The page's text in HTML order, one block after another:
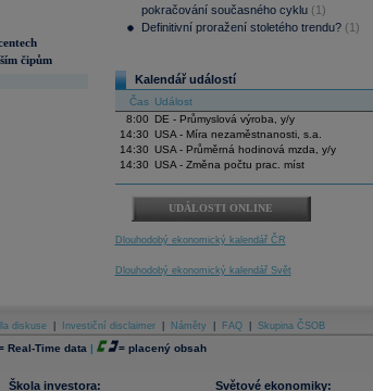
čipům
pokračování současného cyklu (1)
Definitivní proražení stoletého trendu? (1)
Kalendář událostí
Čas Událost
8:00
DE - Průmyslová výroba, y/y
14:30 USA - Míra nezaměstnanosti, s.a.
14:30 USA - Průměrná hodinová mzda, y/y
14:30 USA - Změna počtu prac. míst
UDÁLOSTI ONLINE
Dlouhodobý ekonomický kalendář ČR
Dlouhodobý ekonomický kalendář Svět
diskuse Investiční disclaimer Náměty FAQ Skupina ČSOB
Real-Time data | = placený obsah
Škola investora: Světové ekonomiky: